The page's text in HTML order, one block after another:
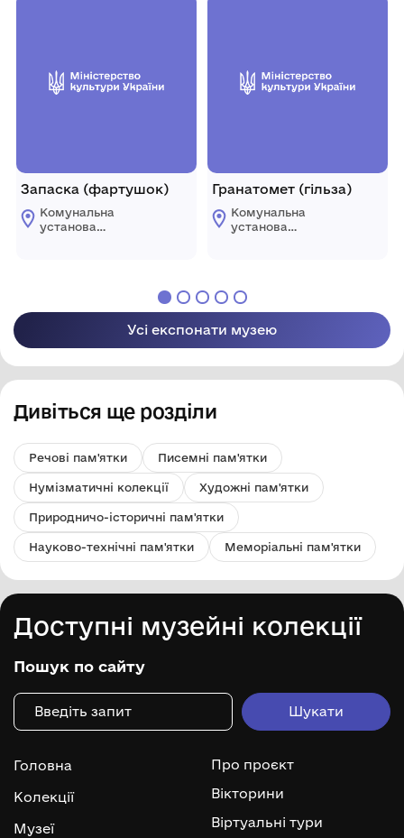
Запаска (фартушок)
Комунальна
установа
області
Гранатомет (гільза)
Комунальна
установа
ради Львівської
області
Усі експонати музею
Дивіться ще розділи
Речові пам'ятки Писемні пам'ятки
Нумізматичні колекції Художні пам'ятки
Природничо-історичні пам'ятки
Науково-технічні пам'ятки Меморіальні пам'ятки
Доступні музейні колекції
Пошук по сайту
Головна
Колекції
Музеї
Про проєкт
Вікторини
Віртуальні тури